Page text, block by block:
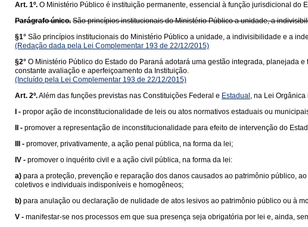
Art. 1º. O Ministério Público é instituição permanente, essencial à função jurisdicional
Parágrafo único. São princípios institucionais do Ministério Público a unidade, a
§1° São princípios institucionais do Ministério Público a unidade, a indivisibilidade e a
(Redação dada pela Lei Complementar 193 de 22/12/2015)
§2° O Ministério Público do Estado do Paraná adotará uma gestão integrada, planejada
constante avaliação e aperfeiçoamento da Instituição.
(Incluído pela Lei Complementar 193 de 22/12/2015)
Art. 2º.Além das funções previstas nas Constituições Federal e Estadual , na Lei
I - propor ação de inconstitucionalidade de leis ou atos normativos estaduais ou
II - promover a representação de inconstitucionalidade para efeito de intervenção do
III - promover, privativamente, a ação penal pública, na forma da lei;
IV - promover o inquérito civil e a ação civil pública, na forma da lei:
a) para a proteção, prevenção e reparação dos danos causados ao patrimônio público,
coletivos e individuais indisponíveis e homogêneos;
b) para anulação ou declaração de nulidade de atos lesivos ao patrimônio público ou à
V - manifestar-se nos processos em que sua presença seja obrigatória por lei e, ainda,